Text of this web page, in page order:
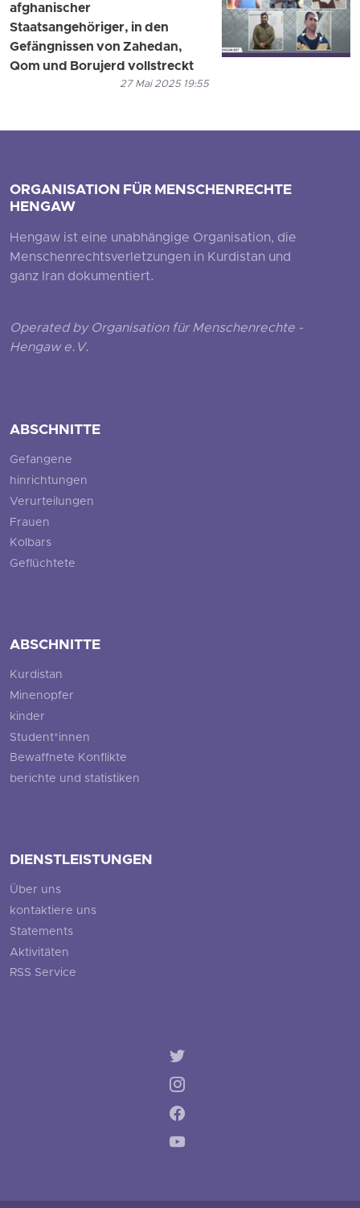
afghanischer
Staatsangehöriger, in den
Gefängnissen von Zahedan,
Qom und Borujerd vollstreckt
27 Mai 2025 19:55
ORGANISATION FÜR MENSCHENRECHTE
HENGAW
Hengaw ist eine unabhängige Organisation, die
Menschenrechtsverletzungen in Kurdistan und
ganz Iran dokumentiert.
Operated by Organisation für Menschenrechte -
Hengaw e.V.
ABSCHNITTE
Gefangene
hinrichtungen
Verurteilungen
Frauen
Kolbars
Geflüchtete
ABSCHNITTE
Kurdistan
Minenopfer
kinder
Student*innen
Bewaffnete Konflikte
berichte und statistiken
DIENSTLEISTUNGEN
Über uns
kontaktiere uns
Statements
Aktivitäten
RSS Service